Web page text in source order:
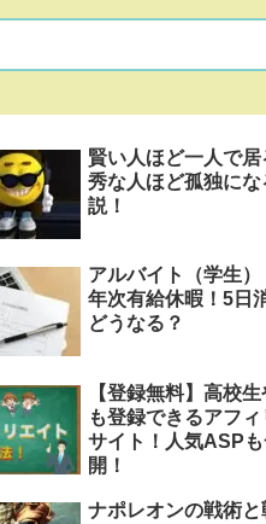
賢い人ほど一人で
秀な人ほど孤独に
説！
アルバイト（学生
年次有給休暇！5日
どうなる？
【登録無料】高校
も登録できるアフィ
サイト！人気ASP
開！
ナポレオンの戦術と